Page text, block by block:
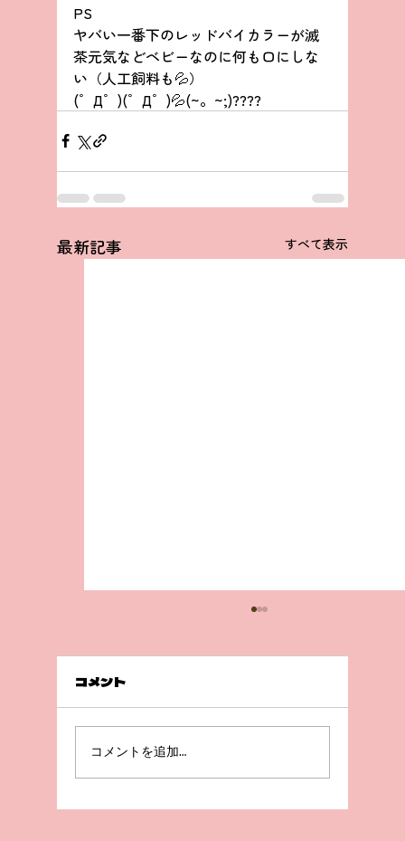
PS
ヤバい一番下のレッドバイカラーが滅
茶元気などベビーなのに何も口にしな
い（人工飼料も💦）
(゜Д゜)(゜Д゜)💦(~。~;)????
最新記事 すべて表示
前回の続き💦
コメント
コメントを追加…